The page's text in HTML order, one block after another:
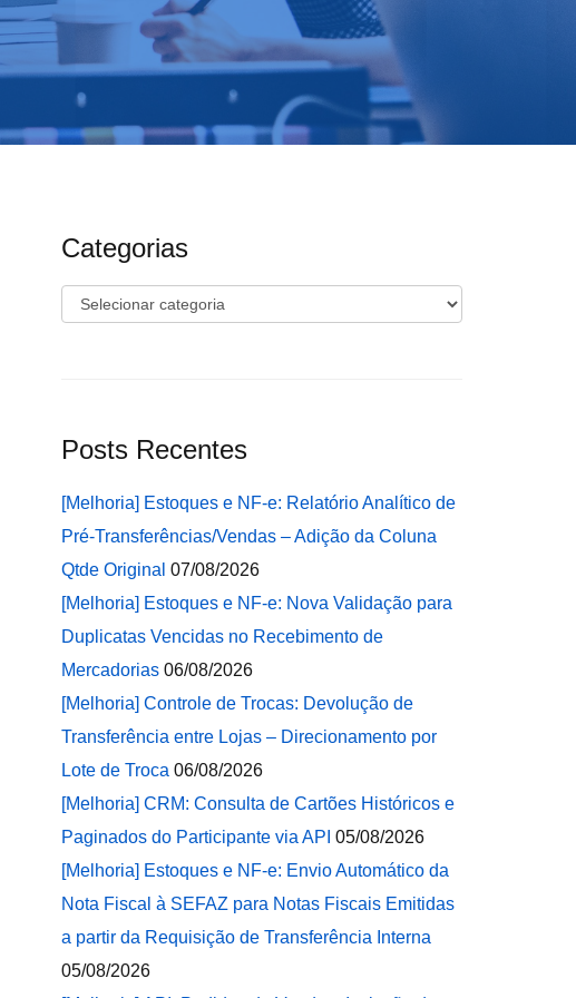
Categorias
Categorias
Posts Recentes
[Melhoria] Estoques e NF-e: Relatório Analítico de
Pré-Transferências/Vendas – Adição da Coluna
Qtde Original 07/08/2026
[Melhoria] Estoques e NF-e: Nova Validação para
Duplicatas Vencidas no Recebimento de
Mercadorias 06/08/2026
[Melhoria] Controle de Trocas: Devolução de
Transferência entre Lojas – Direcionamento por
Lote de Troca 06/08/2026
[Melhoria] CRM: Consulta de Cartões Históricos e
Paginados do Participante via API 05/08/2026
[Melhoria] Estoques e NF-e: Envio Automático da
Nota Fiscal à SEFAZ para Notas Fiscais Emitidas
a partir da Requisição de Transferência Interna
05/08/2026